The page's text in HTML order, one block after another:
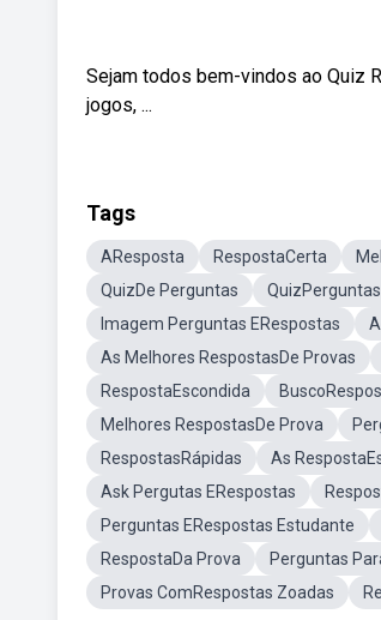
Sejam todos bem-vindos ao Quiz
jogos, ...
Tags
AResposta RespostaCerta
QuizDe Perguntas
Imagem Perguntas ERespostas
As Melhores RespostasDe Provas
RespostaEscondida
Melhores RespostasDe Prova
RespostasRápidas
As
Ask Pergutas ERespostas
Perguntas ERespostas Estudante
RespostaDa Prova
Perguntas
Provas ComRespostas Zoadas